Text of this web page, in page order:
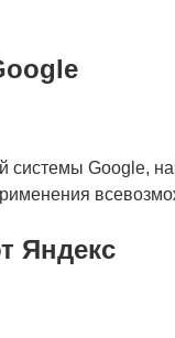
системы Google,
Яндекс